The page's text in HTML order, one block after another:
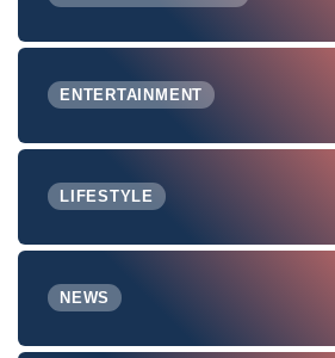
ENTERTAINMENT
LIFESTYLE
NEWS